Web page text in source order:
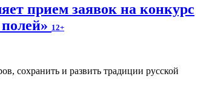
прием заявок на конкурс
12+
сохранить и развить традиции русской